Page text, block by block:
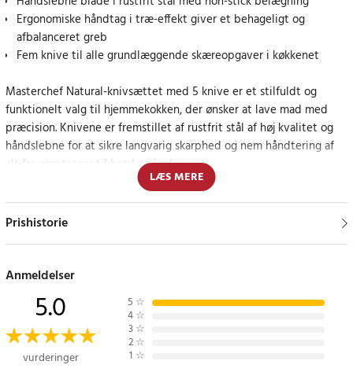
Ergonomiske håndtag i træ-effekt giver et behageligt og
afbalanceret greb
Fem knive til alle grundlæggende skæreopgaver i køkkenet
Masterchef Natural-knivsættet med 5 knive er et stilfuldt og
funktionelt valg til hjemmekokken, der ønsker at lave mad med
præcision. Knivene er fremstillet af rustfrit stål af høj kvalitet og
håndslebne for at sikre langvarig skarphed og nem håndtering af
alt fra grøntsager til brød og kød.
Hvert blad er belagt med en antibakteriel non-stick-overflade,
som forhindrer maden i at klæbe fast og gør rengøringen lettere.
behageligt i hånden og ser elegant ud på køkkenbordet.
Sættet indeholder fem knive: urtekniv, universalkniv, brødkniv,
forskærerkniv og kokkekniv - hvilket gør det til et komplet
basissæt til alle former for madtilberedning.
LÆS MERE
Prishistorie
Anmeldelser
5.0
vurderinger
5 ☆
4 ☆
3 ☆
2 ☆
1 ☆